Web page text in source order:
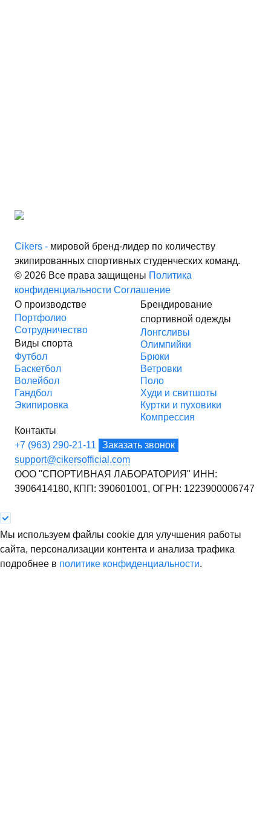
Cikers - мировой бренд-лидер по количеству
экипированных спортивных студенческих команд.
© 2026 Все права защищены Политика
конфиденциальности Соглашение
О производстве
Портфолио
Сотрудничество
Виды спорта
Футбол
Баскетбол
Волейбол
Гандбол
Экипировка
Брендирование
спортивной одежды
Лонгсливы
Олимпийки
Брюки
Ветровки
Поло
Худи и свитшоты
Куртки и пуховики
Компрессия
Контакты
+7 (963) 290-21-11
Заказать звонок
support@cikersofficial.com
ООО "СПОРТИВНАЯ ЛАБОРАТОРИЯ" ИНН:
3906414180, КПП: 390601001, ОГРН: 1223900006747
Мы используем файлы cookie для улучшения работы
сайта, персонализации контента и анализа трафика
подробнее в политике конфиденциальности.